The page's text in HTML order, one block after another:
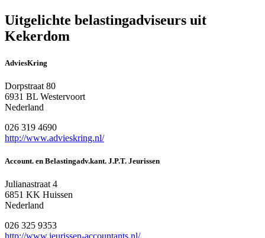
Uitgelichte belastingadviseurs uit
Kekerdom
AdviesKring
Dorpstraat 80
6931 BL Westervoort
Nederland
026 319 4690
http://www.advieskring.nl/
Account. en Belastingadv.kant. J.P.T. Jeurissen
Julianastraat 4
6851 KK Huissen
Nederland
026 325 9353